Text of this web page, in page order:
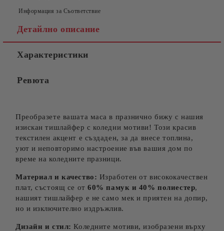
Ние ще се свържем с вас в рамките на работния ден.
Информация за Съответствие
Детайлно описание
Характеристики
Ревюта
Преобразете вашата маса в празнично бижу с нашия
изискан тишлайфер с коледни мотиви! Този красив
текстилен акцент е създаден, за да внесе топлина,
уют и неповторимо настроение във вашия дом по
време на коледните празници.
Материал и качество: Изработен от висококачествен
плат, състоящ се от60% памук и 40% полиестер,
нашият тишлайфер е не само мек и приятен на допир,
но и изключително издръжлив.
Дизайн и стил: Коледните мотиви, изобразени върху